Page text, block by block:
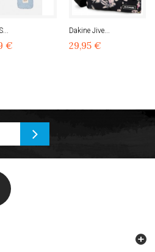
€
Dakine Jive...
29,95 €